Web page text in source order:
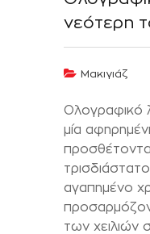
νεότερη
Μακιγιάζ
Ολογραφικό
μία
αγαπημένο
των χειλιών